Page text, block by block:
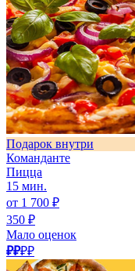
Подарок внутри
Команданте
Пицца
15 мин.
от 1 700 ₽
350 ₽
Мало оценок
₽₽₽₽